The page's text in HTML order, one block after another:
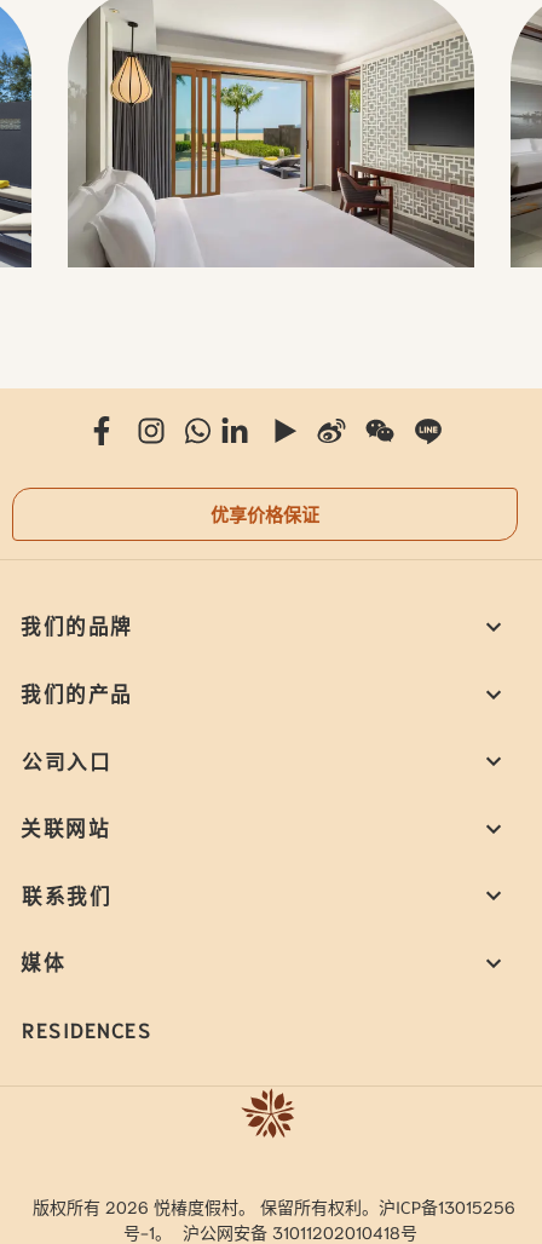
优享价格保证
我们的品牌
我们的产品
公司入口
关联网站
联系我们
媒体
RESIDENCES
版权所有 2026 悦椿度假村。 保留所有权利。沪ICP备13015256
号-1。
沪公网安备 31011202010418号